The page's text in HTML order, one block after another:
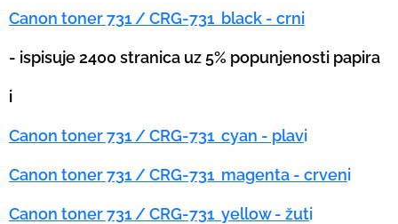
Canon toner 731 / CRG-731 black - crni
- ispisuje 2400 stranica uz 5% popunjenosti papira
i
Canon toner 731 / CRG-731 cyan - plavi
Canon toner 731 / CRG-731 magenta - crveni
Canon toner 731 / CRG-731 yellow - žuti